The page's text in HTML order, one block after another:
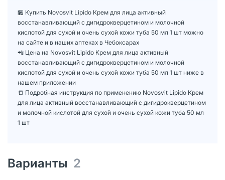
🏪 Купить Novosvit Lipido Крем для лица активный
восстанавливающий с дигидрокверцетином и молочной
кислотой для сухой и очень сухой кожи туба 50 мл 1 шт можно
на сайте и в наших аптеках в Чебоксарах
📲 Цена на Novosvit Lipido Крем для лица активный
восстанавливающий с дигидрокверцетином и молочной
кислотой для сухой и очень сухой кожи туба 50 мл 1 шт ниже в
нашем приложении
📒 Подробная инструкция по применению Novosvit Lipido Крем
для лица активный восстанавливающий с дигидрокверцетином
и молочной кислотой для сухой и очень сухой кожи туба 50 мл
1 шт
Варианты 2